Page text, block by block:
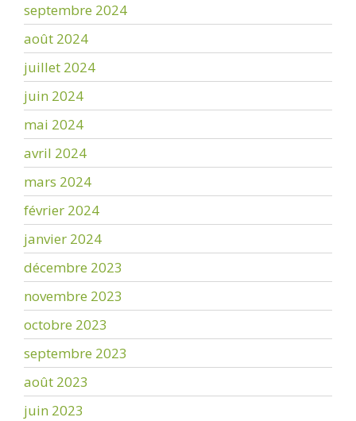
septembre 2024
août 2024
juillet 2024
juin 2024
mai 2024
avril 2024
mars 2024
février 2024
janvier 2024
décembre 2023
novembre 2023
octobre 2023
septembre 2023
août 2023
juin 2023